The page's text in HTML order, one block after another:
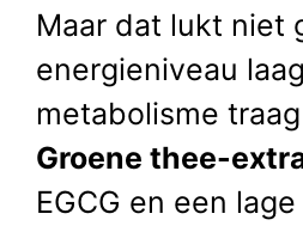
Maar dat lukt niet
energieniveau
metabolisme
Groene thee-
EGCG en een